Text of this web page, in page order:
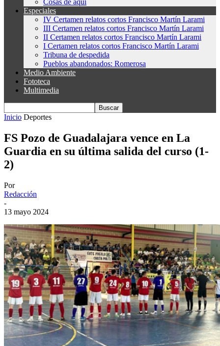
Cosas de aquí
Especiales
IV Certamen relatos cortos Francisco Martín Larami
III Certamen relatos cortos Francisco Martín Larami
II Certamen relatos cortos Francisco Martín Larami
I Certamen relatos cortos Francisco Martín Larami
Tribuna de despedida
Pueblos abandonados: Romerosa
Medio Ambiente
Fototeca
Multimedia
Inicio Deportes
FS Pozo de Guadalajara vence en La
Guardia en su última salida del curso (1-
2)
Por
Redacción
-
13 mayo 2024